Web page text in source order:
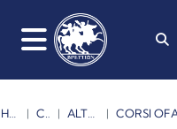
Pannello laterale
HOME CORSI ALTRI CORSI